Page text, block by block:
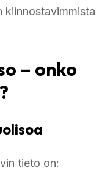
kiinnostavimmista
– onko
tieto on: